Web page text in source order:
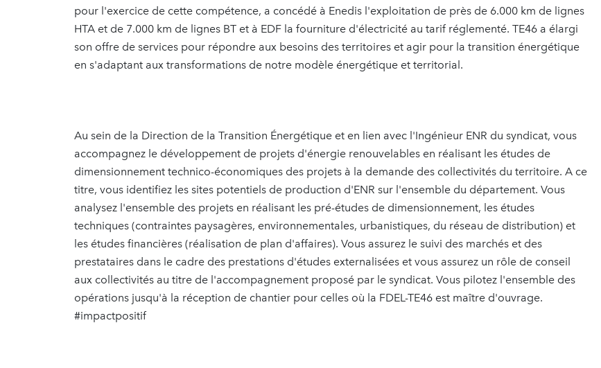
pour l'exercice de cette compétence, a concédé à Enedis l'exploitation de près de 6.000 km de lignes
HTA et de 7.000 km de lignes BT et à EDF la fourniture d'électricité au tarif réglementé. TE46 a élargi
son offre de services pour répondre aux besoins des territoires et agir pour la transition énergétique
en s'adaptant aux transformations de notre modèle énergétique et territorial.
Au sein de la Direction de la Transition Énergétique et en lien avec l'Ingénieur ENR du syndicat, vous
accompagnez le développement de projets d'énergie renouvelables en réalisant les études de
dimensionnement technico-économiques des projets à la demande des collectivités du territoire. A ce
titre, vous identifiez les sites potentiels de production d'ENR sur l'ensemble du département. Vous
analysez l'ensemble des projets en réalisant les pré-études de dimensionnement, les études
techniques (contraintes paysagères, environnementales, urbanistiques, du réseau de distribution) et
les études financières (réalisation de plan d'affaires). Vous assurez le suivi des marchés et des
prestataires dans le cadre des prestations d'études externalisées et vous assurez un rôle de conseil
aux collectivités au titre de l'accompagnement proposé par le syndicat. Vous pilotez l'ensemble des
opérations jusqu'à la réception de chantier pour celles où la FDEL-TE46 est maître d'ouvrage.
#impactpositif